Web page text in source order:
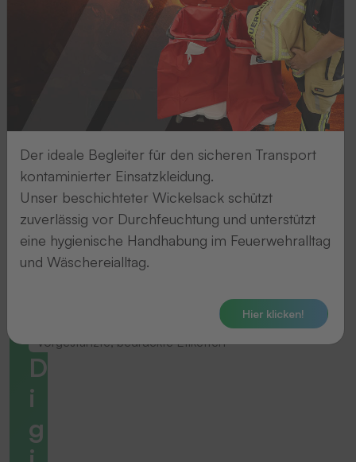
Vorgestanzte, bedruckte Etiketten
D
i
g
Der ideale Begleiter für den sicheren Transport
kontaminierter Einsatzkleidung.
Unser beschichteter Wickelsack schützt
zuverlässig vor Durchfeuchtung und unterstützt
eine hygienische Handhabung im Feuerwehralltag
und Wäschereialltag.
Hier klicken!